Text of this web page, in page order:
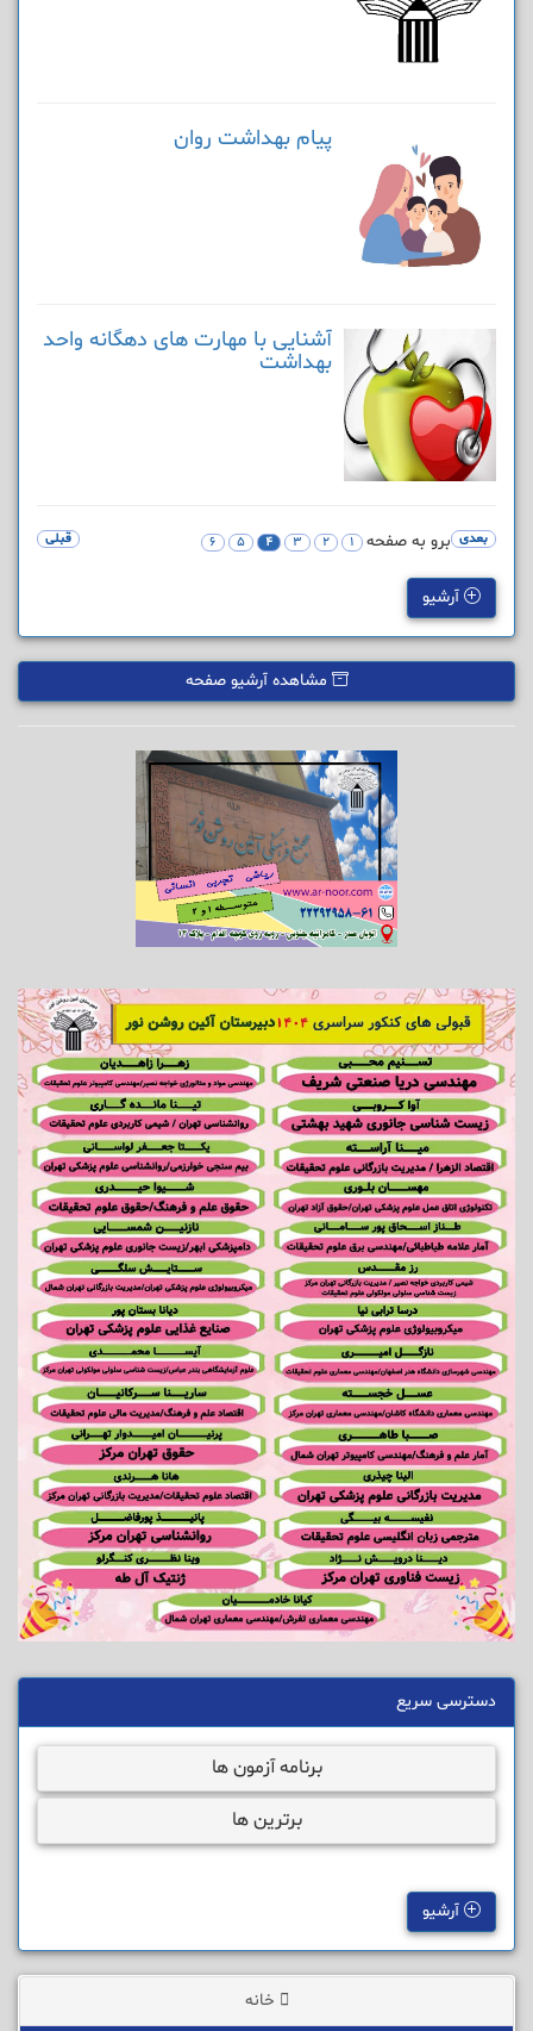
پیام بهداشت روان
آشنایی با مهارت های دهگانه واحد
بهداشت
برو به صفحه قبلی 1
2
3
4
5
6 بعدی
آرشیو
مشاهده آرشیو صفحه
دسترسی سریع
برنامه آزمون ها
برترین ها
آرشیو
خانه